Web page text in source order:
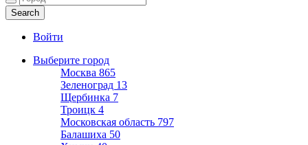
Войти
Выберите город
Москва 865
Зеленоград 13
Щербинка 7
Троицк 4
Московская область 797
Балашиха 50